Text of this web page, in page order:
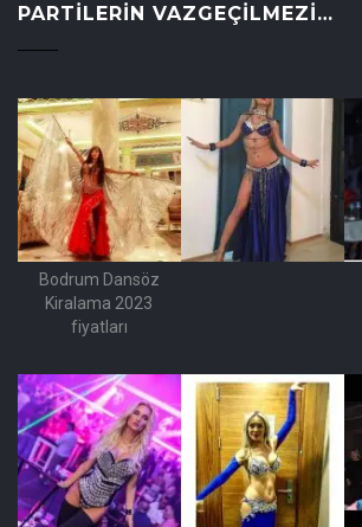
PARTILERIN VAZGEÇILMEZI…
Bodrum Dansöz
Kiralama 2023
fiyatları